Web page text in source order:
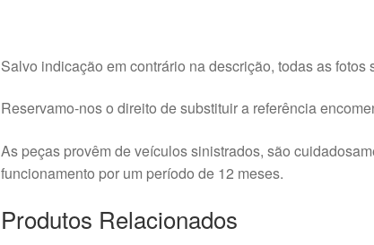
Salvo indicação em contrário na descrição, todas as fotos
Reservamo-nos o direito de substituir a referência
As peças provêm de veículos sinistrados, são
funcionamento por um período de 12 meses.
Produtos Relacionados